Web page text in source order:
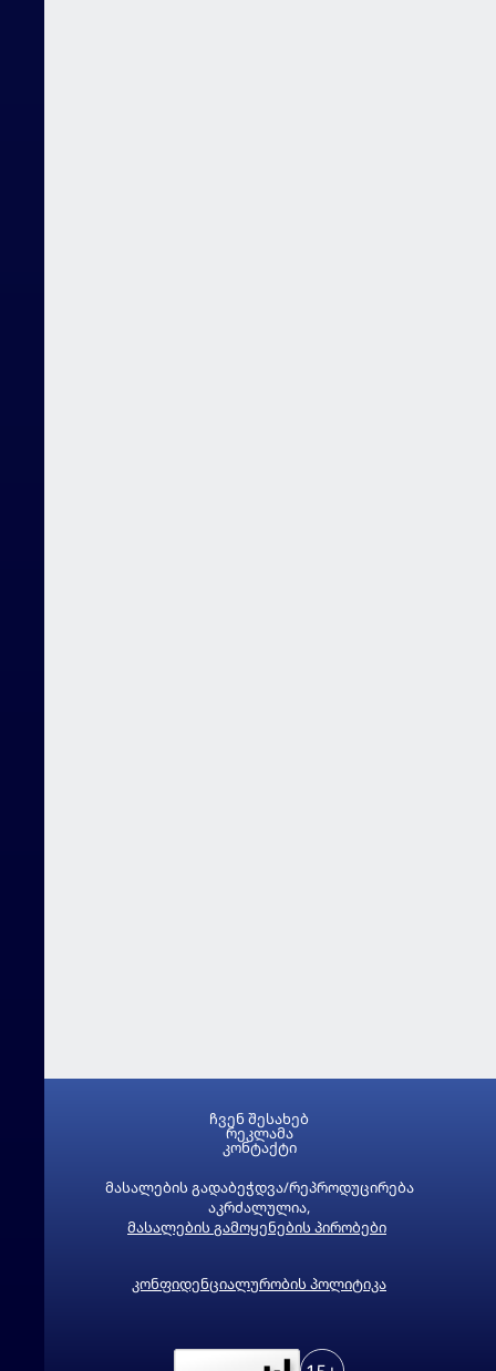
მასალების გადაბეჭდვა/რეპროდუცირება
აკრძალულია,
მასალების გამოყენების პირობები
კონფიდენციალურობის პოლიტიკა
ჩვენ შესახებ
რეკლამა
კონტაქტი